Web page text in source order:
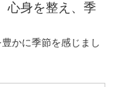
心身を整え、季
かに季節を感じまし